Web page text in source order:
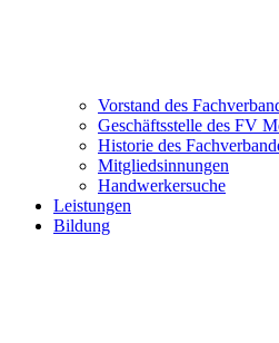
Vorstand des
Geschäftsstelle des FV
Historie des
Mitgliedsinnungen
Handwerkersuche
Leistungen
Bildung